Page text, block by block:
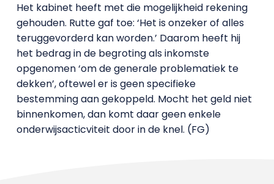
Het kabinet heeft met die mogelijkheid rekening
gehouden. Rutte gaf toe: ‘Het is onzeker of alles
teruggevorderd kan worden.’ Daarom heeft hij
het bedrag in de begroting als inkomste
opgenomen ‘om de generale problematiek te
dekken’, oftewel er is geen specifieke
bestemming aan gekoppeld. Mocht het geld niet
binnenkomen, dan komt daar geen enkele
onderwijsacticviteit door in de knel. (FG)